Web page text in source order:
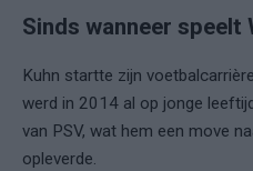
Sinds wanneer speelt
Kuhn startte zijn
werd in 2014 al op jonge
van PSV, wat hem een move
opleverde.